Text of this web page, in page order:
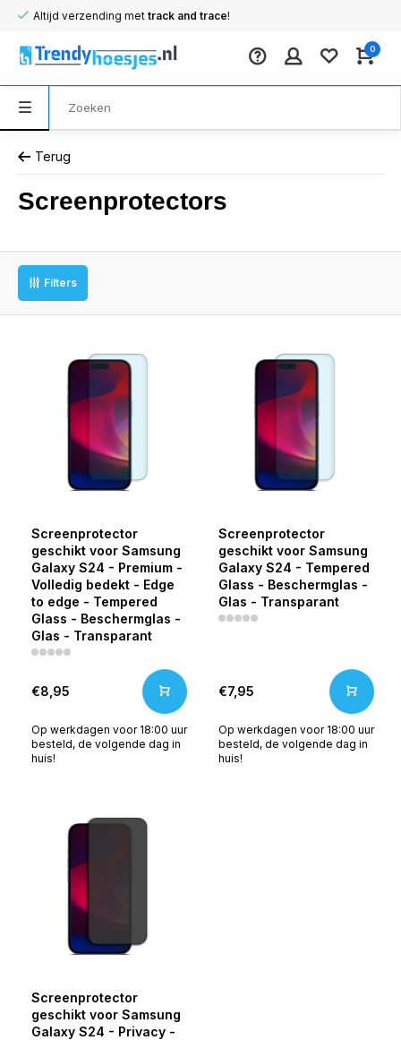
Altijd verzending met track and trace!
0
Terug
Screenprotectors
Filters
Screenprotector
geschikt voor Samsung
Galaxy S24 - Premium -
Volledig bedekt - Edge
to edge - Tempered
Glass - Beschermglas -
Glas - Transparant
€8,95
Op werkdagen voor 18:00 uur
besteld, de volgende dag in
huis!
Screenprotector
geschikt voor Samsung
Galaxy S24 - Tempered
Glass - Beschermglas -
Glas - Transparant
€7,95
Op werkdagen voor 18:00 uur
besteld, de volgende dag in
huis!
Screenprotector
geschikt voor Samsung
Galaxy S24 - Privacy -